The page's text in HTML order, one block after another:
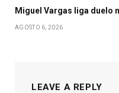
Miguel Vargas liga duelo
AGOSTO 6, 2026
LEAVE A REPLY